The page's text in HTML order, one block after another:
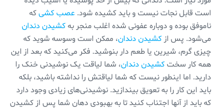
است قابل نجات نیست و باید کشیده شود. عصب کشیکه
ناموفق بوده و دوباره عفونی شده اغلب منجر بهکشیدن دندان
می‌شود. پس از کشیدن دندان، ممکن است وسوسه شوید که
چیزی گرم، شیرین یا طعم دار بنوشید. فکر می‌کنید که بعد از این
همه کار سختکشیدن دندان، شما لیاقت یک نوشیدنی خنک را
دارید. اما اینطور نیست که شما لیاقتش را نداشته باشید، بلکه
باید این کار را به تعویق بیندازید. نوشیدنی‌های زیادی وجود دارد
که باید از آنها اجتناب کنید تا به بهبودی دهان شما پس از کشیدن